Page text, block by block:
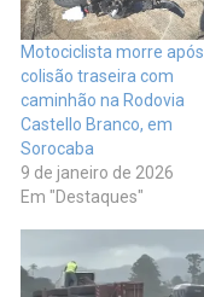
Motociclista morre após
colisão traseira com
caminhão na Rodovia
Castello Branco, em
Sorocaba
9 de janeiro de 2026
Em "Destaques"